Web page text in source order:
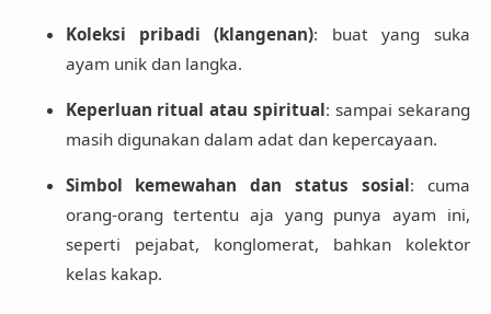
Koleksi pribadi (klangenan): buat yang suka
ayam unik dan langka.
Keperluan ritual atau spiritual: sampai sekarang
masih digunakan dalam adat dan kepercayaan.
Simbol kemewahan dan status sosial: cuma
orang-orang tertentu aja yang punya ayam ini,
seperti pejabat, konglomerat, bahkan kolektor
kelas kakap.